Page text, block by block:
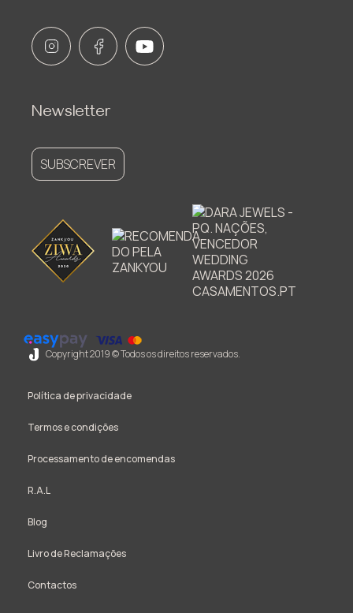
Newsletter
SUBSCREVER
Copyright 2019 © Todos os direitos reservados.
Política de privacidade
Termos e condições
Processamento de encomendas
R.A.L
Blog
Livro de Reclamações
Contactos